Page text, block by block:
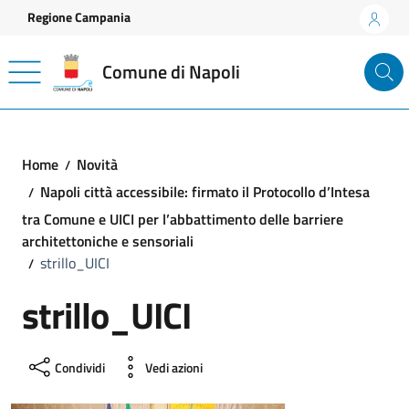
Vai ai contenuti
Vai al footer
Regione Campania
Comune di Napoli
Home
Novità
Napoli città accessibile: firmato il Protocollo d’Intesa
tra Comune e UICI per l’abbattimento delle barriere
architettoniche e sensoriali
strillo_UICI
strillo_UICI
Condividi Vedi azioni